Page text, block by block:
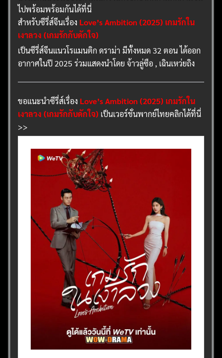
ไปพร้อมพร้อมกันได้ที่นี่
สำหรับซีรี่ส์จีนเรื่อง Love’s Ambition (2025) เกมรักใน
เงาลวง (เกมรักกับดักใจ)
เป็นซีรี่ส์จีนแนวโรแมนติก ดราม่า มีทั้งหมด 32 ตอน ได้ออก
อากาศในปี 2025 ร่วมแสดงนำโดย จ้าวลู่ซือ , เฉินเหว่ยถิง
ขอแนะนำซีรี่ส์เรื่อง Love’s Ambition (2025) เกมรักใน
เงาลวง (เกมรักกับดักใจ) เป็นเวอร์ชั่นพากย์ไทยคลิกได้ที่นี่
>>